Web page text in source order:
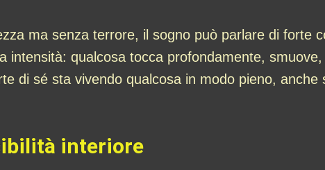
ma senza terrore, il sogno può parlare di forte
intensità: qualcosa tocca profondamente,
di sé sta vivendo qualcosa in modo pieno, anche
interiore